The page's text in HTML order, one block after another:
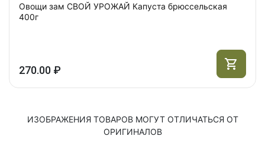
Овощи зам СВОЙ УРОЖАЙ Капуста брюссельская
400г
270.00 ₽
ИЗОБРАЖЕНИЯ ТОВАРОВ МОГУТ ОТЛИЧАТЬСЯ ОТ
ОРИГИНАЛОВ